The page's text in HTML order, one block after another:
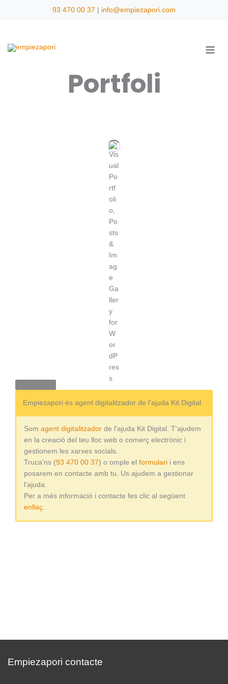
93 470 00 37 info@empiezapori.com
Portfoli
Empiezapori és agent digitalitzador de l'ajuda Kit Digital
Som agent digitalitzador de l'ajuda Kit Digital. T'ajudem
en la creació del teu lloc web o comerç electrònic i
gestionem les xarxes socials.
Truca'ns (93 470 00 37) o omple el formulari i ens
posarem en contacte amb tu. Us ajudem a gestionar
l'ajuda.
Per a més informació i contacte fes clic al següent
enllaç
Empiezapori contacte